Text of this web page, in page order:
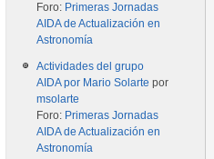
Foro: Primeras Jornadas
AIDA de Actualización en
Astronomía
Actividades del grupo
AIDA por Mario Solarte por
msolarte
Foro: Primeras Jornadas
AIDA de Actualización en
Astronomía